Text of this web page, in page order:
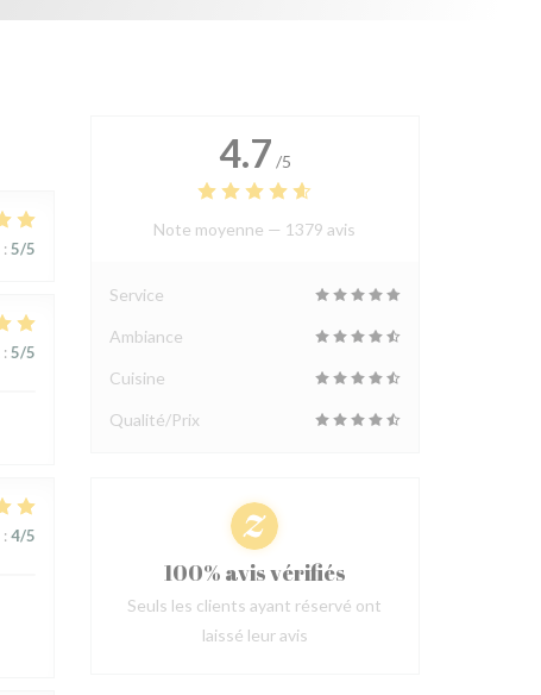
: 5/5
: 5/5
: 4/5
4.7 /5
Note moyenne — 1379 avis
Service
Ambiance
Cuisine
Qualité/Prix
100% avis vérifiés
Seuls les clients ayant réservé ont
laissé leur avis